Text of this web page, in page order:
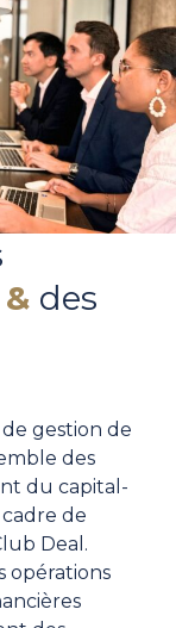
& des
gestion de
des
du capital-
de
Deal.
opérations